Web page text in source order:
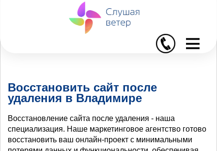
I
Восстановить сайт после
удаления в Владимире
Восстановление сайта после удаления - наша
специализация. Наше маркетинговое агентство готово
восстановить ваш онлайн-проект с минимальными